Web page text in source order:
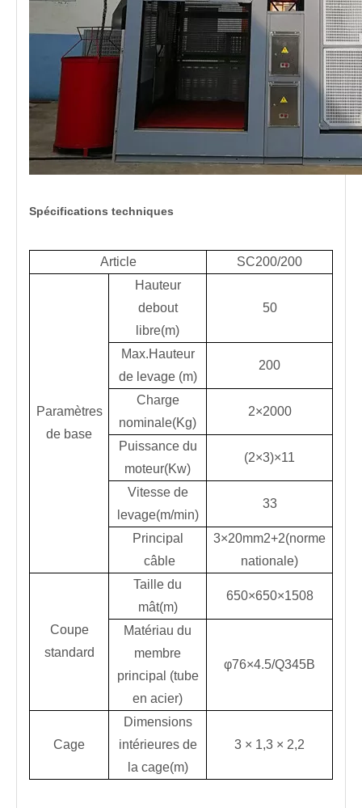
Spécifications techniques
Article SC200/200
Paramètres
de base
Hauteur
debout
libre(m)
50
Max.Hauteur
de levage (m)
200
Charge
nominale(Kg)
2×2000
Puissance du
moteur(Kw)
(2×3)×11
Vitesse de
levage(m/min)
33
Principal
câble
3×20mm2+2(norme
nationale)
Coupe
standard
Taille du
mât(m)
650×650×1508
Matériau du
membre
principal (tube
en acier)
φ76×4.5/Q345B
Cage
Dimensions
intérieures de
la cage(m)
3 × 1,3 × 2,2